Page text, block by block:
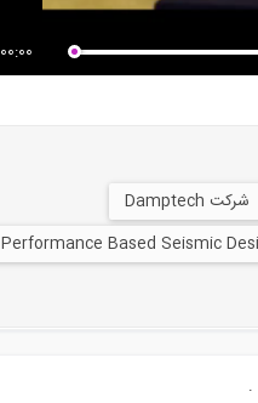
00:00
شرکت Damptech
.